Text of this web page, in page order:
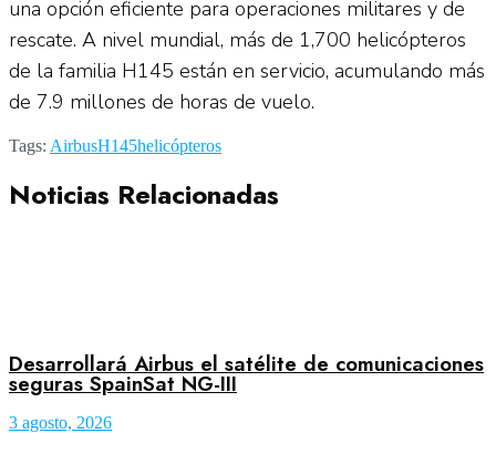
una opción eficiente para operaciones militares y de
rescate. A nivel mundial, más de 1,700 helicópteros
de la familia H145 están en servicio, acumulando más
de 7.9 millones de horas de vuelo.
Tags: AirbusH145helicópteros
Noticias Relacionadas
Desarrollará Airbus el satélite de comunicaciones
seguras SpainSat NG-III
3 agosto, 2026